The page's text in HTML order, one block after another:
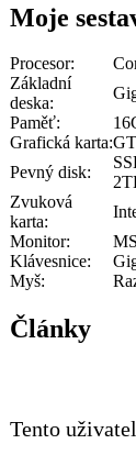
Moje
Procesor:
Základní
deska:
Paměť:
Grafická karta:
Pevný disk:
Zvuková
karta:
Monitor:
Klávesnice:
Myš:
Články
Tento